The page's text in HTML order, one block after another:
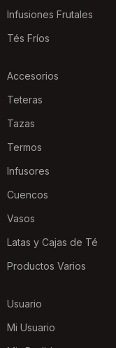
Infusiones Frutales
Tés Fríos
Accesorios
Teteras
Tazas
Termos
Infusores
Cuencos
Vasos
Latas y Cajas de Té
Productos Varios
Usuario
Mi Usuario